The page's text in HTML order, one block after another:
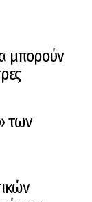
μπορούν
των